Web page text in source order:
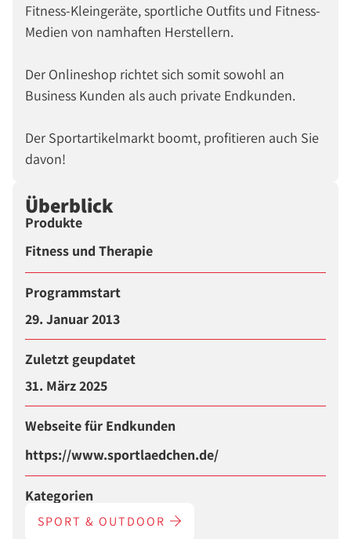
Fitness-Kleingeräte, sportliche Outfits und Fitness-
Medien von namhaften Herstellern.
Der Onlineshop richtet sich somit sowohl an
Business Kunden als auch private Endkunden.
Der Sportartikelmarkt boomt, profitieren auch Sie
davon!
Überblick
Produkte
Fitness und Therapie
Programmstart
29. Januar 2013
Zuletzt geupdatet
31. März 2025
Webseite für Endkunden
https://www.sportlaedchen.de/
Kategorien
SPORT & OUTDOOR